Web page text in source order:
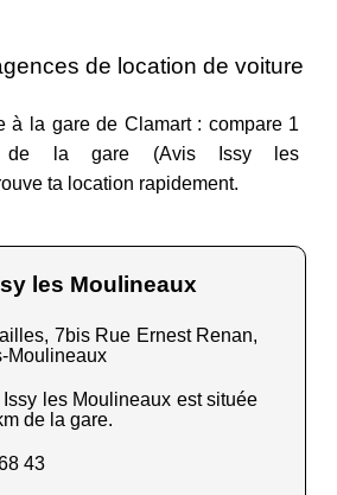
de location de voiture
à la gare de Clamart : compare 1
de la gare (Avis Issy les
ta location rapidement.
les Moulineaux
7bis Rue Ernest Renan,
Moulineaux
Issy les Moulineaux est située
de la gare.
43